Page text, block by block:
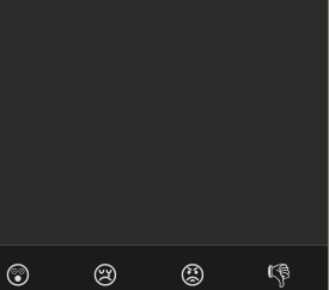
😲 😢 😡 👎